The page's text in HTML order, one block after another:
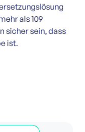
als 109
sicher sein, dass
ist.